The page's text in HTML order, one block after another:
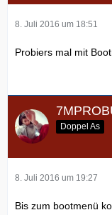
8. Juli 2016 um 18:51
Probiers mal mit
Doppel As
8. Juli 2016 um 19:27
Bis zum bootmenü